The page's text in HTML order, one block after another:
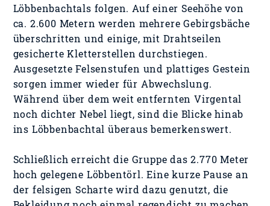
Löbbenbachtals folgen. Auf einer Seehöhe von
ca. 2.600 Metern werden mehrere Gebirgsbäche
überschritten und einige, mit Drahtseilen
gesicherte Kletterstellen durchstiegen.
Ausgesetzte Felsenstufen und plattiges Gestein
sorgen immer wieder für Abwechslung.
Während über dem weit entfernten Virgental
noch dichter Nebel liegt, sind die Blicke hinab
ins Löbbenbachtal überaus bemerkenswert.
Schließlich erreicht die Gruppe das 2.770 Meter
hoch gelegene Löbbentörl. Eine kurze Pause an
der felsigen Scharte wird dazu genutzt, die